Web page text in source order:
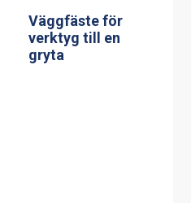
Väggfäste för
verktyg till en
gryta